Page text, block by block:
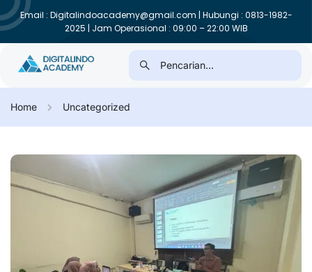
Email : Digitalindoacademy@gmail.com | Hubungi : 0813-1982-
2025 | Jam Operasional : 09:00 – 22:00 WIB
Home Uncategorized